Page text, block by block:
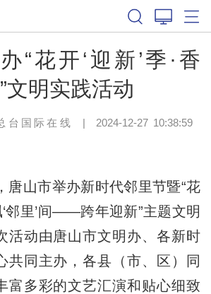
“花开‘迎新’季·香
文明实践活动
台国际在线 | 2024-12-27 10:38:59
山市举办新时代邻里节暨“花
‘邻里’间——跨年迎新”主题文明
活动由唐山市文明办、各新时
共同主办，各县（市、区）同
富多彩的文艺汇演和贴心细致